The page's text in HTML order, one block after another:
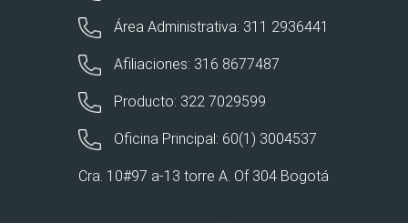
Área Administrativa: 311 2936441
Afiliaciones: 316 8677487
Producto: 322 7029599
Oficina Principal: 60(1) 3004537
Cra. 10#97 a-13 torre A. Of 304 Bogotá